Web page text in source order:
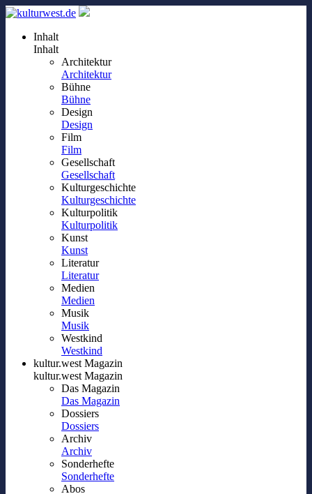
Inhalt
Inhalt
Architektur
Architektur
Bühne
Bühne
Design
Design
Film
Film
Gesellschaft
Gesellschaft
Kulturgeschichte
Kulturgeschichte
Kulturpolitik
Kulturpolitik
Kunst
Kunst
Literatur
Literatur
Medien
Medien
Musik
Musik
Westkind
Westkind
kultur.west Magazin
kultur.west Magazin
Das Magazin
Das Magazin
Dossiers
Dossiers
Archiv
Archiv
Sonderhefte
Sonderhefte
Abos